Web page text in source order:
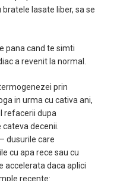
lasate liber, sa se
pana cand te simti
a revenit la normal.
prin
in urma cu cativa ani,
refacerii dupa
decenii.
dusurile care
cu apa rece sau cu
accelerata daca aplici
recente: